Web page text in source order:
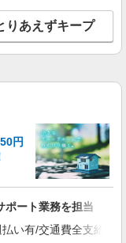
日払い有/週払い有/交
＞
払い・日払い・週払いOK
細を見る
りあえずキープ
円
ポート業務を担当
い有/交通費全支給(ガ